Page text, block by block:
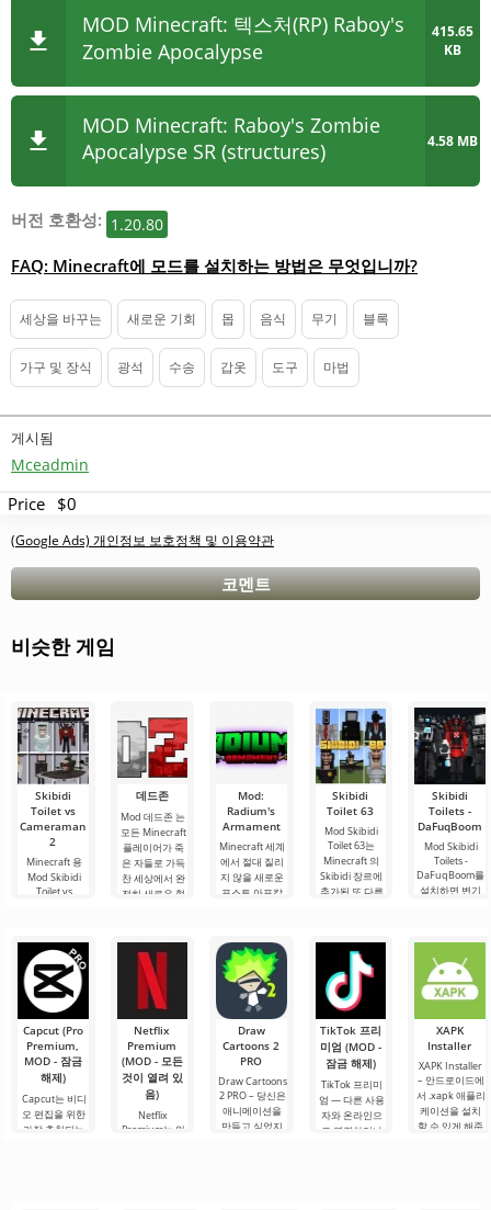
MOD Minecraft: 텍스처(RP) Raboy's
Zombie Apocalypse
415.65
KB
MOD Minecraft: Raboy's Zombie
Apocalypse SR (structures) 4.58 MB
버전 호환성: 1.20.80
FAQ: Minecraft에 모드를 설치하는 방법은 무엇입니까?
세상을 바꾸는 새로운 기회 몹 음식 무기 블록
가구 및 장식 광석 수송 갑옷 도구 마법
게시됨
Mceadmin
Price $0
(Google Ads) 개인정보 보호정책 및 이용약관
코멘트
비슷한 게임
Skibidi
Toilet vs
Cameraman
2
Minecraft 용
Mod Skibidi
Toilet vs
기에 빠져들게
하며 Skibidi 화
장실의 캐릭터
가 주로 참여하
게
데드존
Mod 데드존 는
모든 Minecraft
플레이어가 죽
은 자들로 가득
찬 세상에서 완
전히 새로운 형
하는 실제 테스
트입니다. 이 애
드온이 제공하
는
Mod:
Radium's
Armament
Minecraft 세계
에서 절대 질리
지 않을 새로운
포스트 아포칼
Mod Radium's
Armament이
그 증거입니다.
이.
Skibidi
Toilet 63
Mod Skibidi
Toilet 63는
Minecraft 의
Skibidi 장르에
추가된 또 다른
한 캐릭터입니
다. 우리의 고향
은
Skibidi
Toilets -
DaFuqBoom
Mod Skibidi
Toilets -
DaFuqBoom를
설치하면 변기
할 수 있습니다.
몹은 크기, 체력,
공격력이
Capcut (Pro
Premium,
MOD - 잠금
해제)
Capcut는 비디
오 편집을 위한
가장 추천되는
Netflix
Premium
(MOD - 모든
것이 열려 있
음)
Netflix
Premium는 안
Draw
Cartoons 2
PRO
Draw Cartoons
2 PRO – 당신은
애니메이션을
만들고 싶었지
TikTok 프리
미엄 (MOD -
잠금 해제)
TikTok 프리미
엄 — 다른 사용
자와 온라인으
로 연결하거나
XAPK
Installer
XAPK Installer
– 안드로이드에
서 .xapk 애플리
케이션을 설치
할 수 있게 해줍